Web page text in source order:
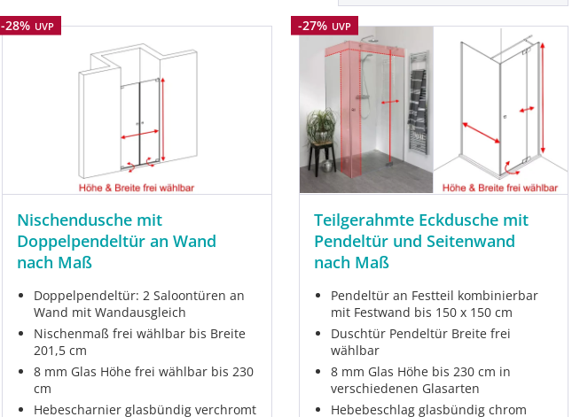
Rabatt
-28% UVP
Nischendusche mit
Doppelpendeltür an Wand
nach Maß
Doppelpendeltür: 2 Saloontüren an
Wand mit Wandausgleich
Nischenmaß frei wählbar bis Breite
201,5 cm
8 mm Glas Höhe frei wählbar bis 230
cm
Hebescharnier glasbündig verchromt
Rabatt
-27% UVP
Teilgerahmte Eckdusche mit
Pendeltür und Seitenwand
nach Maß
Pendeltür an Festteil kombinierbar
mit Festwand bis 150 x 150 cm
Duschtür Pendeltür Breite frei
wählbar
8 mm Glas Höhe bis 230 cm in
verschiedenen Glasarten
Hebebeschlag glasbündig chrom